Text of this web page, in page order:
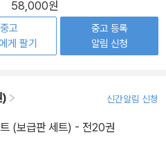
58,000원
중고
게 팔기
중고 등록
알림 신청
) 신간알림 신청
(보급판 세트) - 전20권